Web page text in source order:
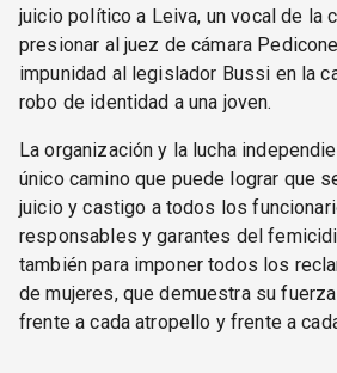
juicio político a Leiva, un vocal de la
presionar al juez de cámara
impunidad al legislador Bussi en la
robo de identidad a una joven.
La organización y la lucha
único camino que puede lograr que
juicio y castigo a todos los
responsables y garantes del
también para imponer todos los
de mujeres, que demuestra su
frente a cada atropello y frente a